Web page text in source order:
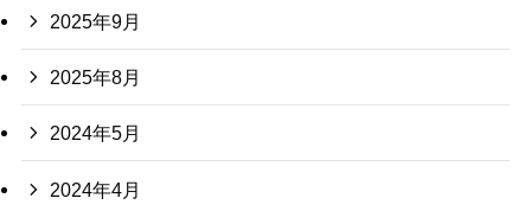
2025年9月
2025年8月
2024年5月
2024年4月